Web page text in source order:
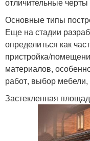
Основные типы
Еще на стадии
определиться как
пристройка/
материалов,
работ, выбор мебели,
Застекленная